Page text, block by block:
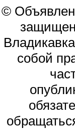
©
собой